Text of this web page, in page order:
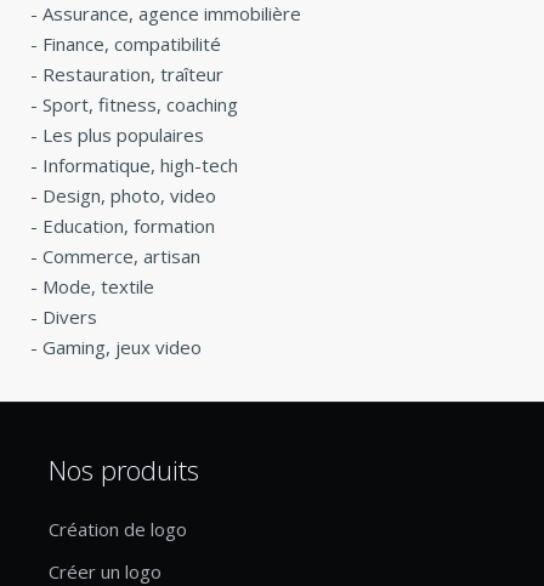
- Assurance, agence immobilière
- Finance, compatibilité
- Restauration, traîteur
- Sport, fitness, coaching
- Les plus populaires
- Informatique, high-tech
- Design, photo, video
- Education, formation
- Commerce, artisan
- Mode, textile
- Divers
- Gaming, jeux video
Nos produits
Création de logo
Créer un logo